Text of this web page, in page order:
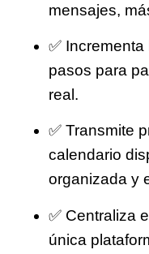
mensajes,
✅
pasos para
real.
✅ Transmite
calendario
organizada y
✅ Centraliza
única